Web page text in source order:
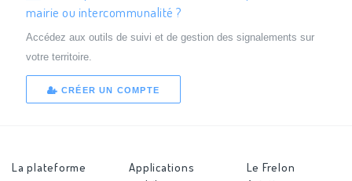
mairie ou intercommunalité ?
Accédez aux outils de suivi et de gestion des signalements sur
votre territoire.
CRÉER UN COMPTE
La plateforme
Applications
Le Frelon